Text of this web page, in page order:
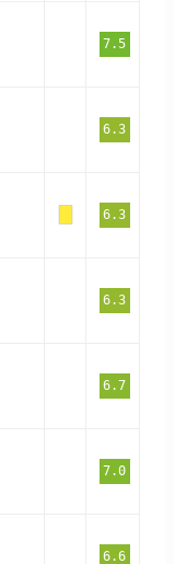
7.5
6.3
6.3
6.3
6.7
7.0
6.6